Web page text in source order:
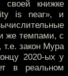
книжке
is near», и
же темпами, с
закон Мура
2020-ых у
в реальном